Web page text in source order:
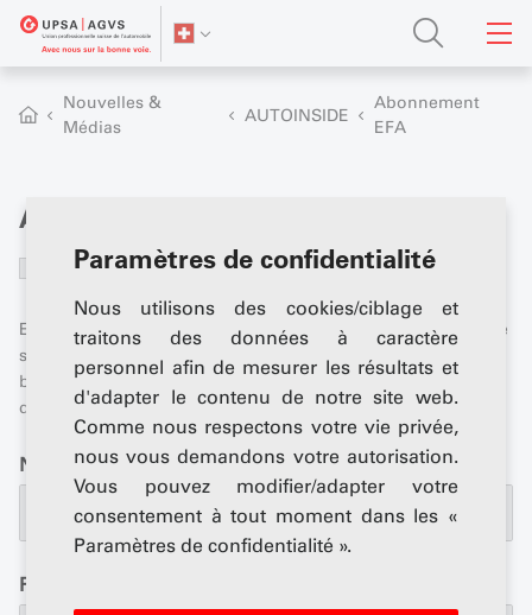
Paramètres de confidentialité
Nous utilisons des cookies/ciblage et
traitons des données à caractère
personnel afin de mesurer les résultats et
d'adapter le contenu de notre site web.
Comme nous respectons votre vie privée,
nous vous demandons votre autorisation.
Vous pouvez modifier/adapter votre
consentement à tout moment dans les «
Paramètres de confidentialité ».
Nouvelles &
Médias
AUTOINSIDE
Abonnement
EFA
Abonnement EFA
Oui, je souhaite bénéficier de l'abonnement gratuit
à AUTOINSIDE pendant 6 mois.
En plus de l'abonnement, vous recevez gratuitement chaque
semaine la newsletter UPSA à votre adresse e-mail. Le «
best-of » des médias UPSA livré gratuitement à votre
domicile.
Nom *
Prénom